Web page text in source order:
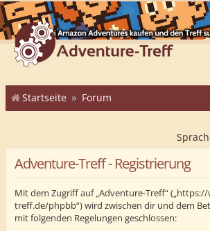
Startseite Forum
Adventure-Treff - Registrierung
Mit dem Zugriff auf „Adventure-Treff“
treff.de/phpbb“) wird zwischen dir und dem
mit folgenden Regelungen geschlossen: